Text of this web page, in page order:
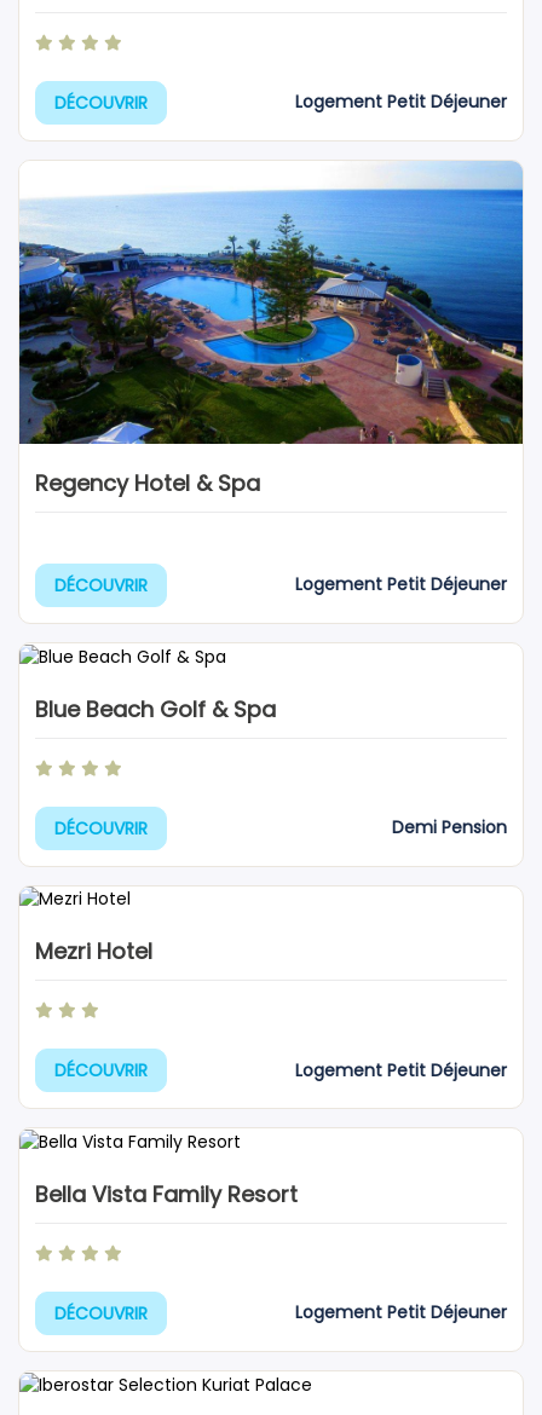
DÉCOUVRIR Logement Petit Déjeuner
Regency Hotel & Spa
DÉCOUVRIR Logement Petit Déjeuner
Blue Beach Golf & Spa
DÉCOUVRIR Demi Pension
Mezri Hotel
DÉCOUVRIR Logement Petit Déjeuner
Bella Vista Family Resort
DÉCOUVRIR Logement Petit Déjeuner